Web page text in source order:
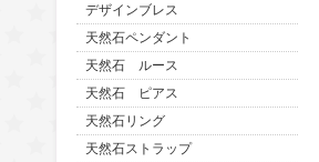
デザインブレス
天然石ペンダント
天然石 ルース
天然石 ピアス
天然石リング
天然石ストラップ